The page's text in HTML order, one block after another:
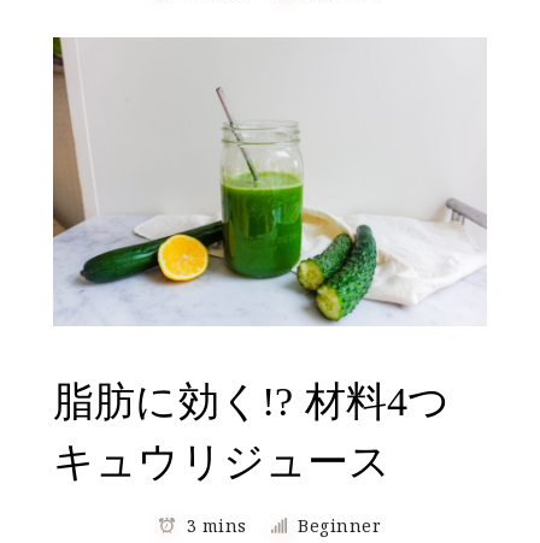
脂肪に効く!? 材料4つ
キュウリジュース
3 mins Beginner